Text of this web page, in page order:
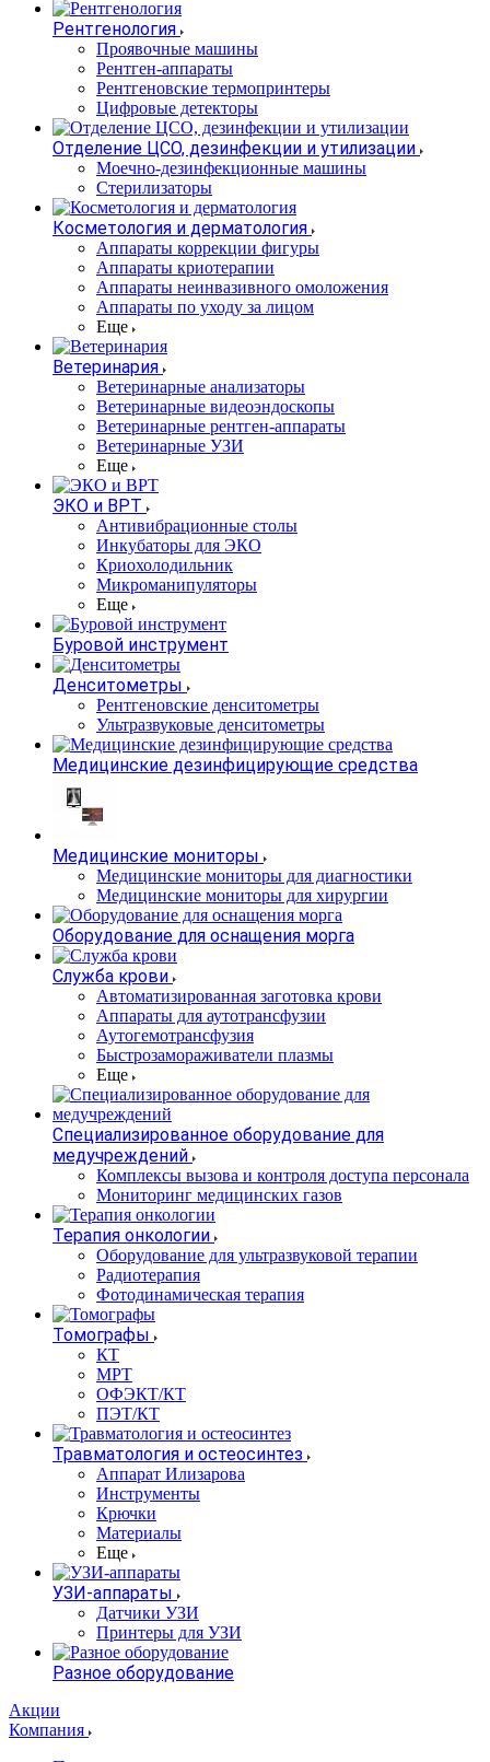
Рентгенология
Проявочные машины
Рентген-аппараты
Рентгеновские термопринтеры
Цифровые детекторы
Отделение ЦСО, дезинфекции и утилизации
Моечно-дезинфекционные машины
Стерилизаторы
Косметология и дерматология
Аппараты коррекции фигуры
Аппараты криотерапии
Аппараты неинвазивного омоложения
Аппараты по уходу за лицом
Еще
Ветеринария
Ветеринарные анализаторы
Ветеринарные видеоэндоскопы
Ветеринарные рентген-аппараты
Ветеринарные УЗИ
Еще
ЭКО и ВРТ
Антивибрационные столы
Инкубаторы для ЭКО
Криохолодильник
Микроманипуляторы
Еще
Буровой инструмент
Денситометры
Рентгеновские денситометры
Ультразвуковые денситометры
Медицинские дезинфицирующие средства
Медицинские мониторы
Медицинские мониторы для диагностики
Медицинские мониторы для хирургии
Оборудование для оснащения морга
Служба крови
Автоматизированная заготовка крови
Аппараты для аутотрансфузии
Аутогемотрансфузия
Быстрозамораживатели плазмы
Еще
Специализированное оборудование для
медучреждений
Комплексы вызова и контроля доступа персонала
Мониторинг медицинских газов
Терапия онкологии
Оборудование для ультразвуковой терапии
Радиотерапия
Фотодинамическая терапия
Томографы
КТ
МРТ
ОФЭКТ/КТ
ПЭТ/КТ
Травматология и остеосинтез
Аппарат Илизарова
Инструменты
Крючки
Материалы
Еще
УЗИ-аппараты
Датчики УЗИ
Принтеры для УЗИ
Разное оборудование
Акции
Компания